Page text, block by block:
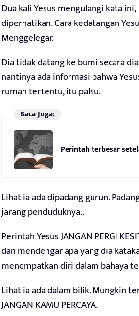
Dua kali Yesus mengulangi kata ini,
diperhatikan. Cara kedatangan
Menggelegar.
Dia tidak datang ke bumi secara
nantinya ada informasi bahwa
rumah tertentu, itu palsu.
Baca Juga:
Perintah terbesar
Lihat ia ada dipadang gurun.
jarang penduduknya..
Perintah Yesus JANGAN PERGI
dan mendengar apa yang dia
menempatkan diri dalam bahaya
Lihat ia ada dalam bilik. Mungkin
JANGAN KAMU PERCAYA.